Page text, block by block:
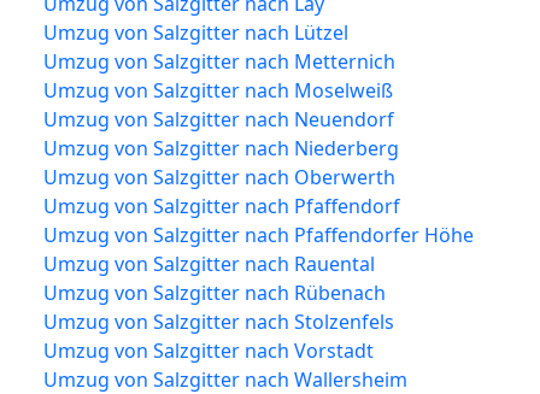
Umzug von Salzgitter nach Lützel
Umzug von Salzgitter nach Metternich
Umzug von Salzgitter nach Moselweiß
Umzug von Salzgitter nach Neuendorf
Umzug von Salzgitter nach Niederberg
Umzug von Salzgitter nach Oberwerth
Umzug von Salzgitter nach Pfaffendorf
Umzug von Salzgitter nach Pfaffendorfer Höhe
Umzug von Salzgitter nach Rauental
Umzug von Salzgitter nach Rübenach
Umzug von Salzgitter nach Stolzenfels
Umzug von Salzgitter nach Vorstadt
Umzug von Salzgitter nach Wallersheim